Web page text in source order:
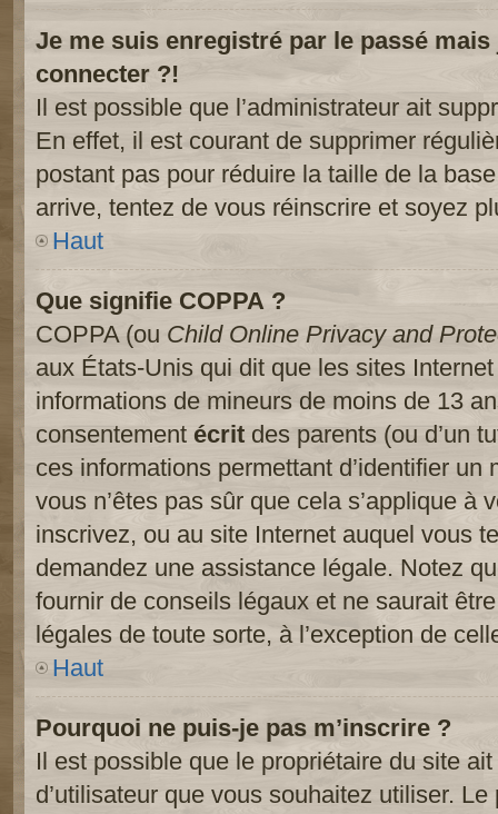
Je me suis enregistré par le passé
connecter ?!
Il est possible que l’administrateur ait
En effet, il est courant de supprimer
postant pas pour réduire la taille de la
arrive, tentez de vous réinscrire et soyez
Haut
Que signifie COPPA ?
COPPA (ou Child Online Privacy and
aux États-Unis qui dit que les sites
informations de mineurs de moins de 13
consentement écrit des parents (ou d’un
ces informations permettant d’identifier
vous n’êtes pas sûr que cela s’applique à
inscrivez, ou au site Internet auquel vous
demandez une assistance légale. Notez
fournir de conseils légaux et ne saurait
légales de toute sorte, à l’exception de
Haut
Pourquoi ne puis-je pas m’inscrire ?
Il est possible que le propriétaire du site
d’utilisateur que vous souhaitez utiliser.